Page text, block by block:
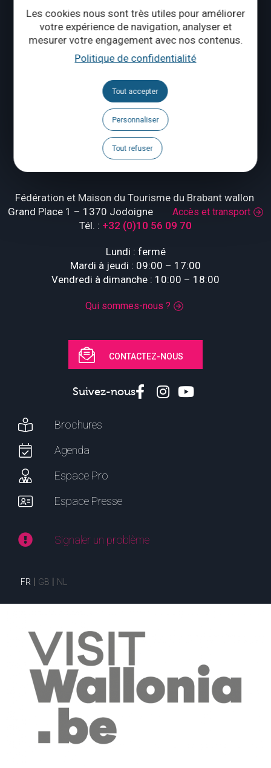
Les cookies nous sont très utiles pour améliorer
votre expérience de navigation, analyser et
mesurer votre engagement avec nos contenus.
Politique de confidentialité
Tout accepter
Personnaliser
Tout refuser
Le blog
Fédération et Maison du Tourisme du Brabant wallon
Grand Place 1 – 1370 Jodoigne Accès et transport
Tél. : +32 (0)10 56 09 70
Lundi : fermé
Mardi à jeudi : 09:00 – 17:00
Vendredi à dimanche : 10:00 – 18:00
Qui sommes-nous ?
CONTACTEZ-NOUS
Suivez-nous
Brochures
Agenda
Espace Pro
Espace Presse
Signaler un problème
FR GB NL